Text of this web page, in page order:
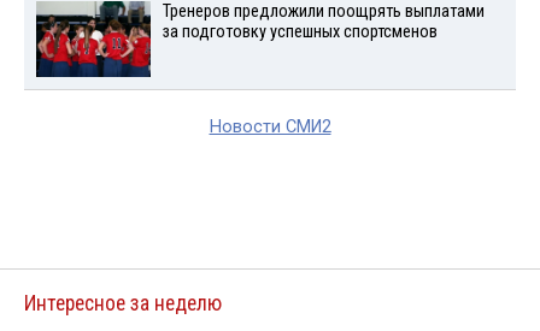
Тренеров предложили поощрять выплатами
за подготовку успешных спортсменов
Новости СМИ2
Интересное за неделю